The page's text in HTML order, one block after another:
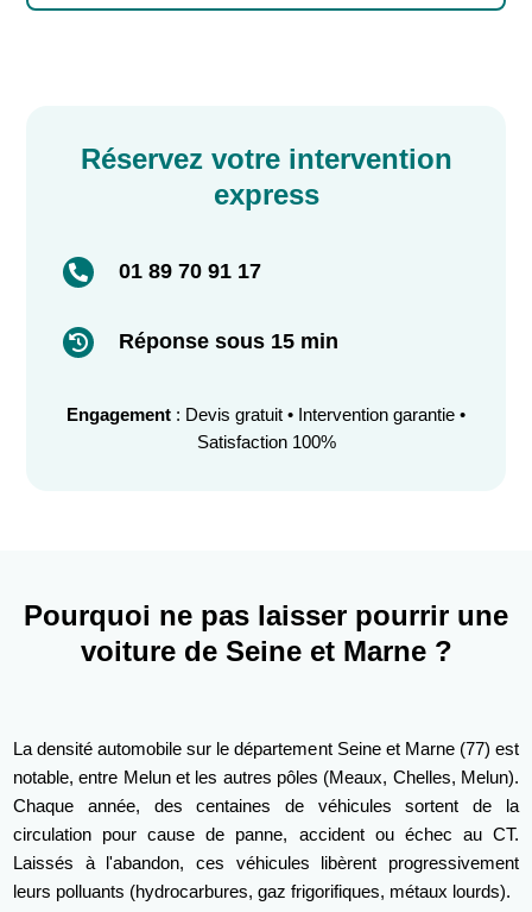
Réservez votre intervention
express
 01 89 70 91 17
 Réponse sous 15 min
Engagement : Devis gratuit • Intervention garantie •
Satisfaction 100%
Pourquoi ne pas laisser pourrir une
voiture de Seine et Marne ?
La densité automobile sur le département Seine et Marne (77) est
notable, entre Melun et les autres pôles (Meaux, Chelles, Melun).
Chaque année, des centaines de véhicules sortent de la
circulation pour cause de panne, accident ou échec au CT.
Laissés à l'abandon, ces véhicules libèrent progressivement
leurs polluants (hydrocarbures, gaz frigorifiques, métaux lourds).